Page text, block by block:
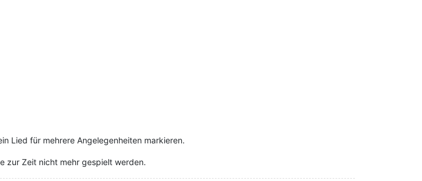
Lied für mehrere Angelegenheiten markieren.
zur Zeit nicht mehr gespielt werden.